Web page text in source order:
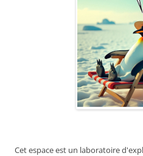
Cet espace est un laboratoire